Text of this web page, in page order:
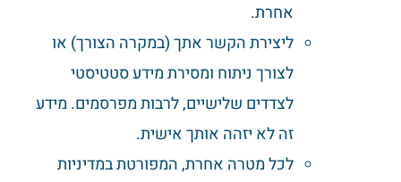
אחרת.
ליצירת הקשר אתך (במקרה הצורך) או
לצורך ניתוח ומסירת מידע סטטיסטי
לצדדים שלישיים, לרבות מפרסמים. מידע
זה לא יזהה אותך אישית.
לכל מטרה אחרת, המפורטת במדיניות